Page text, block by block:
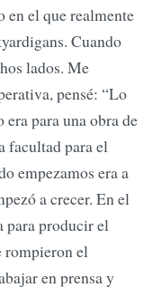
el que realmente
Cuando
lados. Me
pensé: “Lo
era para una obra de
facultad para el
empezamos era a
a crecer. En el
para producir el
rompieron el
en prensa y